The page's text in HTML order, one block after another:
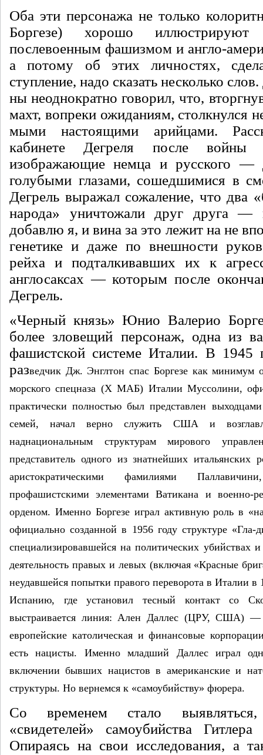
Оба эти пер­сонажа не только
Боргезе) хорошо
послевоенным фашизмом и анг­ло-
а потому об этих личностях,
ступление, надо ска­зать несколько
ны неоднократно говорил, что,
махт, вопреки ожи­даниям, столкнулся
мыми настоящими арийцами.
кабинете Дегреля после войны
изображающие немца и русско­го —
голубыми гла­зами, сошедшимися в
Дегрель выражал сожаление, что два
народа» уничтожали друг друга
добавлю я, и вина за это лежит на не
генетике и даже по внешности
рейха и подталкивавших их к
англосак­сах — которым после
Дегрель.
«Черный князь» Юнио Валерио
более злове­щий персонаж, одна из
фашистской системе Ита­лии. В 1945
раз­ведчик Дж. Энглтон спас Боргезе как минимум
морского спецназа (Х МАБ) Италии Муссолини,
практически полностью был представлен
семей, начал верно слу­жить США и
наднациональным струк­турам мирового
представитель одного из знатнейших итальянских
аристократическими фамилиями
профашистскими элемен­тами Ватикана и военно-
орденом. Именно Боргезе играл активную роль в
официально созданной в 1956 году структуре
специализи­ровавшейся на политических убий­ствах
деятельность правых и левых (вклю­чая «Красные
неудавшейся попытки правого переворота в Италии в
Испанию, где установил тесный контакт со
выстраивается линия: Ален Даллес (ЦРУ, США) —
европейские католическая и финансовые
есть нацисты. Имен­но младший Даллес играл
включении бывших нацистов в американские и
структуры. Но вер­немся к «самоубийству» фюрера.
Со временем стало
«свидетелей» самоубийст­ва
Опираясь на свои исследования, а